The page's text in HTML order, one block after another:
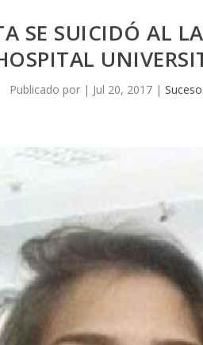
SE SUICIDÓ AL
Publicado por | Jul 20, 2017|